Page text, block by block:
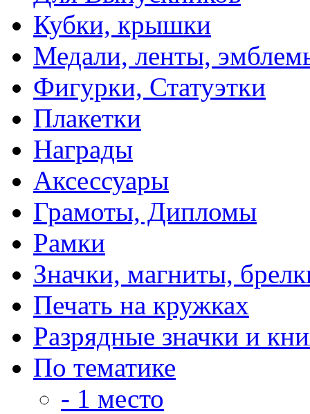
Кубки, крышки
Медали, ленты,
Фигурки, Статуэтки
Плакетки
Награды
Аксессуары
Грамоты, Дипломы
Рамки
Значки, магниты,
Печать на кружках
Разрядные значки и
По тематике
- 1 место